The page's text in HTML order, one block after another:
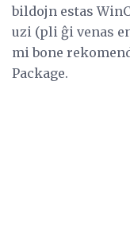
bildojn estas
uzi (pli ĝi venas
mi bone
Package.